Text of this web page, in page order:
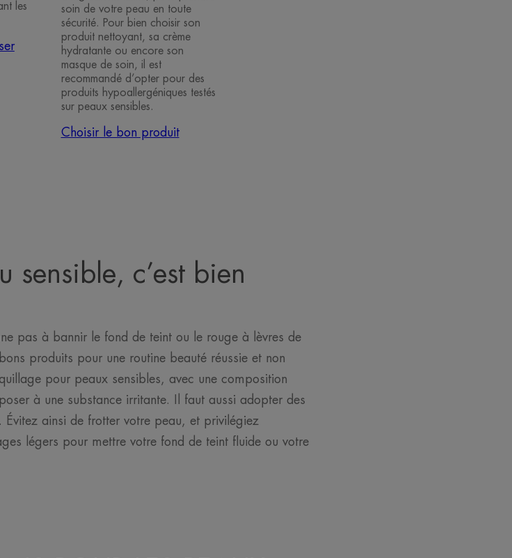
les
soin de votre peau en toute
sécurité. Pour bien choisir son
produit nettoyant, sa crème
hydratante ou encore son
masque de soin, il est
recommandé d’opter pour des
produits hypoallergéniques testés
sur peaux sensibles.
Choisir le bon produit
sensible, c’est bien
pas à bannir le fond de teint ou le rouge à lèvres de
produits pour une routine beauté réussie et non
pour peaux sensibles, avec une composition
à une substance irritante. Il faut aussi adopter des
Évitez ainsi de frotter votre peau, et privilégiez
légers pour mettre votre fond de teint fluide ou votre